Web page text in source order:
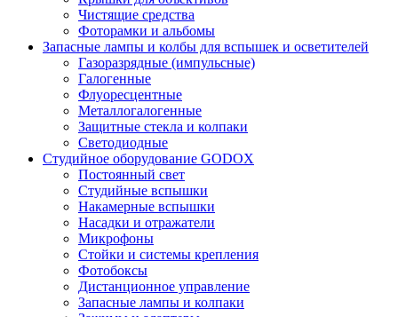
Чистящие средства
Фоторамки и альбомы
Запасные лампы и колбы для вспышек и осветителей
Газоразрядные (импульсные)
Галогенные
Флуоресцентные
Металлогалогенные
Защитные стекла и колпаки
Светодиодные
Студийное оборудование GODOX
Постоянный свет
Студийные вспышки
Накамерные вспышки
Насадки и отражатели
Микрофоны
Стойки и системы крепления
Фотобоксы
Дистанционное управление
Запасные лампы и колпаки